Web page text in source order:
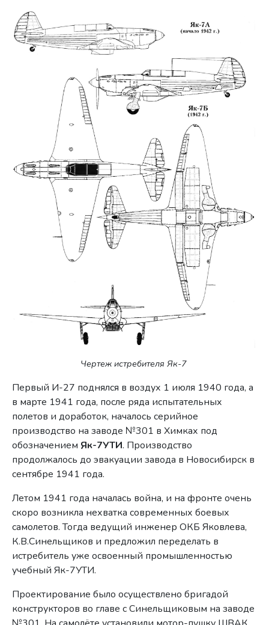
Чертеж истребителя Як-7
Первый И-27 поднялся в воздух 1 июля 1940 года, а
в марте 1941 года, после ряда испытательных
полетов и доработок, началось серийное
производство на заводе №301 в Химках под
обозначением Як-7УТИ. Производство
продолжалось до эвакуации завода в Новосибирск в
сентябре 1941 года.
Летом 1941 года началась война, и на фронте очень
скоро возникла нехватка современных боевых
самолетов. Тогда ведущий инженер ОКБ Яковлева,
К.В.Синельщиков и предложил переделать в
истребитель уже освоенный промышленностью
учебный Як-7УТИ.
Проектирование было осуществлено бригадой
конструкторов во главе с Синельщиковым на заводе